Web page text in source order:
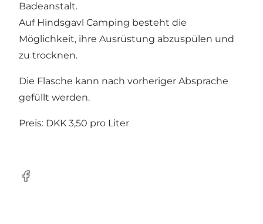
Badeanstalt.
Auf Hindsgavl Camping besteht die
Möglichkeit, ihre Ausrüstung abzuspülen und
zu trocknen.
Die Flasche kann nach vorheriger Absprache
gefüllt werden.
Preis: DKK 3,50 pro Liter
Facebook